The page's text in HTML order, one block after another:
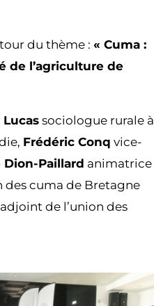
du thème : « Cuma :
de l’agriculture de
sociologue rurale à
Frédéric Conq vice-
Dion-Paillard animatrice
des cuma de Bretagne
de l’union des